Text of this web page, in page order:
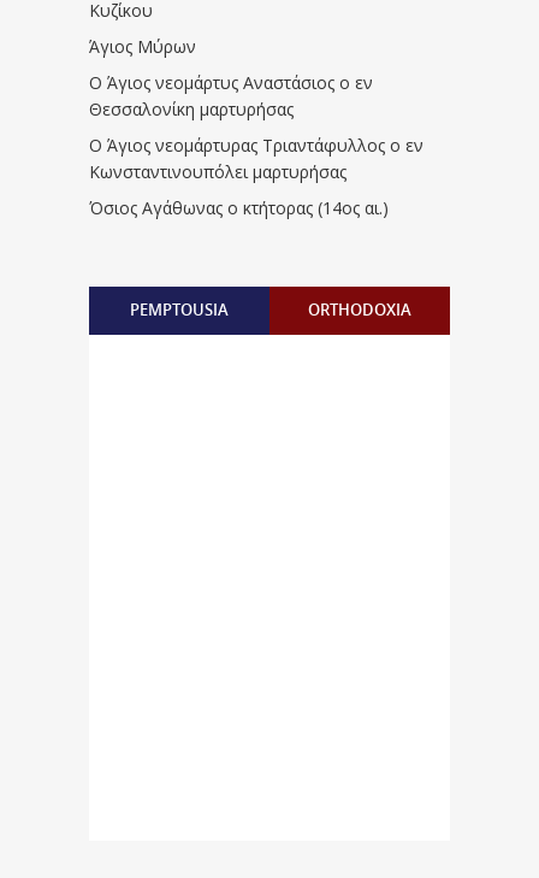
Κυζίκου
Άγιος Μύρων
Ο Άγιος νεομάρτυς Αναστάσιος ο εν
Θεσσαλονίκη μαρτυρήσας
Ο Άγιος νεομάρτυρας Τριαντάφυλλος ο εν
Κωνσταντινουπόλει μαρτυρήσας
Όσιος Αγάθωνας ο κτήτορας (14ος αι.)
PEMPTOUSIA ORTHODOXIA